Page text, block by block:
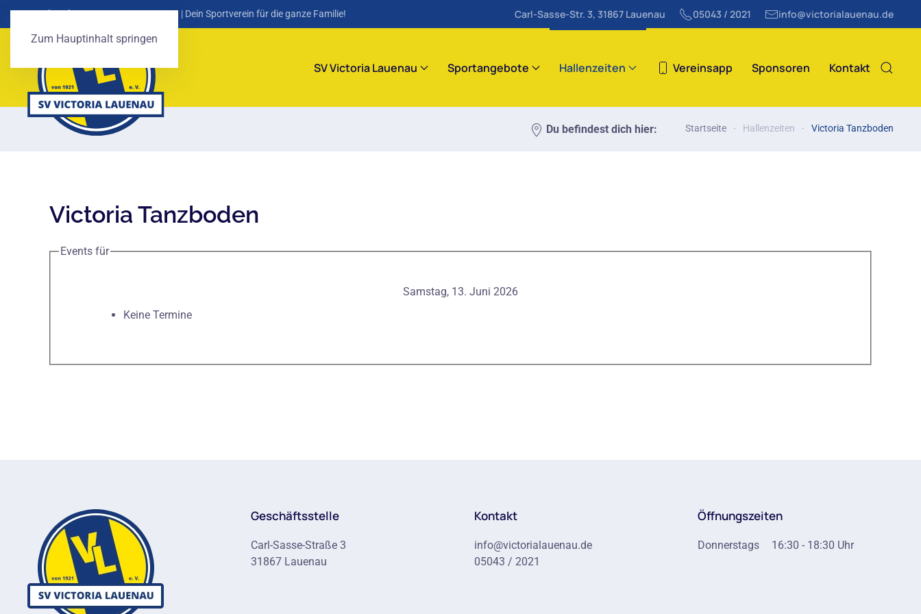
Zum Hauptinhalt springen
SV Victoria Lauenau von 1921 e. V. | Dein Sportverein für die ganze Familie! Carl-Sasse-Str. 3, 31867 Lauenau 05043 / 2021 info@victorialauenau.de
SV Victoria Lauenau Sportangebote Hallenzeiten Vereinsapp Sponsoren Kontakt
Du befindest dich hier: Startseite Hallenzeiten Victoria Tanzboden
Victoria Tanzboden
Events für
Samstag, 13. Juni 2026
Keine Termine
Geschäftsstelle
Carl-Sasse-Straße 3
31867 Lauenau
Kontakt
info@victorialauenau.de
05043 / 2021
Öffnungszeiten
Donnerstags 16:30 - 18:30 Uhr